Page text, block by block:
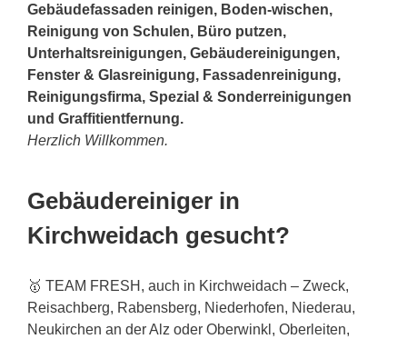
Gebäudefassaden reinigen, Boden-wischen,
Reinigung von Schulen, Büro putzen,
Unterhaltsreinigungen, Gebäudereinigungen,
Fenster & Glasreinigung, Fassadenreinigung,
Reinigungsfirma, Spezial & Sonderreinigungen
und Graffitientfernung.
Herzlich Willkommen.
Gebäudereiniger in
Kirchweidach gesucht?
🥇 TEAM FRESH, auch in Kirchweidach – Zweck,
Reisachberg, Rabensberg, Niederhofen, Niederau,
Neukirchen an der Alz oder Oberwinkl, Oberleiten,